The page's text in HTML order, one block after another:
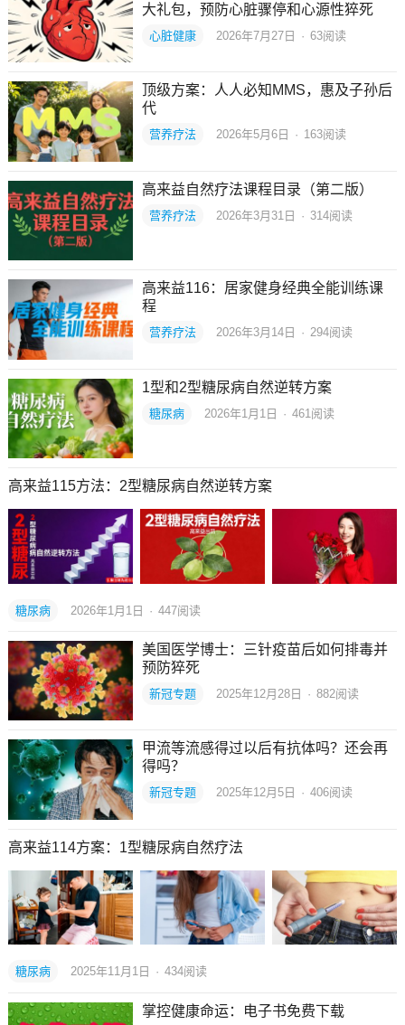
大礼包，预防心脏骤停和心源性猝死
心脏健康 2026年7月27日 · 63阅读
顶级方案：人人必知MMS，惠及子孙后
代
营养疗法 2026年5月6日 · 163阅读
高来益自然疗法课程目录（第二版）
营养疗法 2026年3月31日 · 314阅读
高来益116：居家健身经典全能训练课
程
营养疗法 2026年3月14日 · 294阅读
1型和2型糖尿病自然逆转方案
糖尿病 2026年1月1日 · 461 阅读
高来益115方法：2型糖尿病自然逆转方案
糖尿病 2026年1月1日 · 447阅读
美国医学博士：三针疫苗后如何排毒并
预防猝死
新冠专题 2025年12月28日 · 882阅读
甲流等流感得过以后有抗体吗？还会再
得吗？
新冠专题 2025年12月5日 · 406阅读
高来益114方案：1型糖尿病自然疗法
糖尿病 2025年11月1日 · 434阅读
掌控健康命运：电子书免费下载